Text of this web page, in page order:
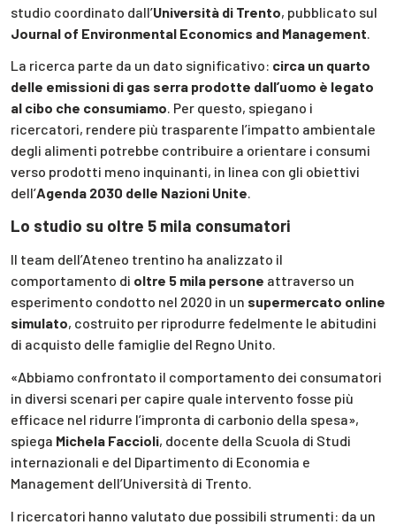
studio coordinato dall’Università di Trento, pubblicato sul
Journal of Environmental Economics and Management
La ricerca parte da un dato significativo: circa un quarto
delle emissioni di gas serra prodotte dall’uomo è legato
al cibo che consumiamo. Per questo, spiegano i
ricercatori, rendere più trasparente l’impatto ambientale
degli alimenti potrebbe contribuire a orientare i consumi
verso prodotti meno inquinanti, in linea con gli obiettivi
dell’Agenda 2030 delle Nazioni Unite.
Lo studio su oltre 5 mila consumatori
Il team dell’Ateneo trentino ha analizzato il
comportamento di oltre 5 mila persone attraverso un
esperimento condotto nel 2020 in un supermercato online
simulato, costruito per riprodurre fedelmente le abitudini
di acquisto delle famiglie del Regno Unito.
«Abbiamo confrontato il comportamento dei consumatori
in diversi scenari per capire quale intervento fosse più
efficace nel ridurre l’impronta di carbonio della spesa»,
spiega Michela Faccioli, docente della Scuola di Studi
internazionali e del Dipartimento di Economia e
Management dell’Università di Trento.
I ricercatori hanno valutato due possibili strumenti: da un